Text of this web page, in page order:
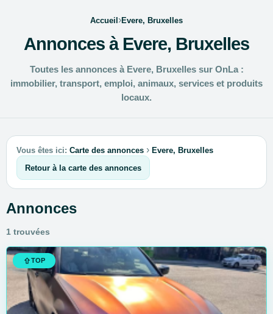
Accueil›Evere, Bruxelles
Annonces à Evere, Bruxelles
Toutes les annonces à Evere, Bruxelles sur OnLa :
immobilier, transport, emploi, animaux, services et produits
locaux.
Vous êtes ici: Carte des annonces › Evere, Bruxelles
Retour à la carte des annonces
Annonces
1 trouvées
TOP